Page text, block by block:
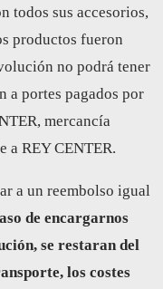
todos sus accesorios,
productos fueron
no podrá tener
a portes pagados por
mercancía
a REY CENTER.
a un reembolso igual
de encargarnos
se restaran del
los costes